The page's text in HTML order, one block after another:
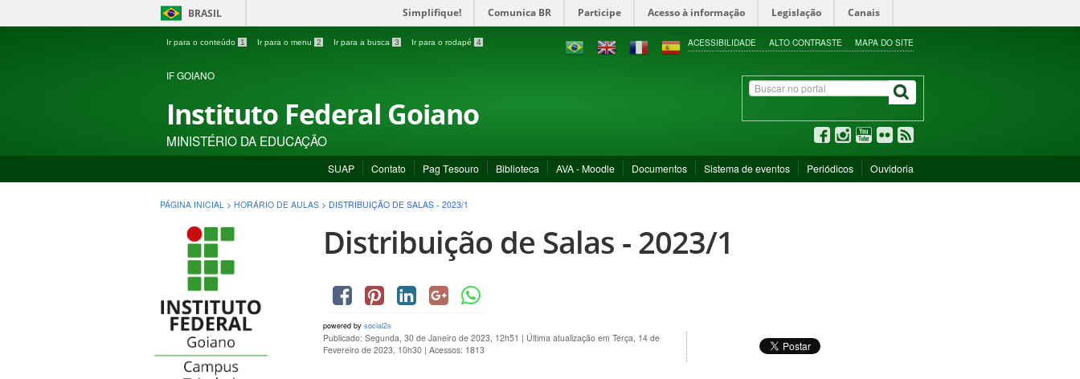
BRASIL Simplifique! Comunica BR Participe Acesso à informação Legislação Canais
Ir para o conteúdo 1 Ir para o menu 2 Ir para a busca 3 Ir para o rodapé 4 ACESSIBILIDADE ALTO CONTRASTE MAPA DO SITE
IF GOIANO
Instituto Federal Goiano
MINISTÉRIO DA EDUCAÇÃO
SUAP Contato Pag Tesouro Biblioteca AVA - Moodle Documentos Sistema de eventos Periódicos Ouvidoria
PÁGINA INICIAL > HORÁRIO DE AULAS > DISTRIBUIÇÃO DE SALAS - 2023/1
Distribuição de Salas - 2023/1
powered by social2s
Publicado: Segunda, 30 de Janeiro de 2023, 12h51 | Última atualização em Terça, 14 de
Fevereiro de 2023, 10h30 | Acessos: 1813